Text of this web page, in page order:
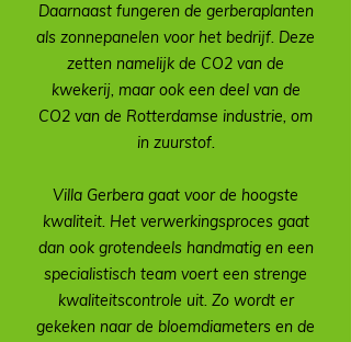
Daarnaast fungeren de gerberaplanten
als zonnepanelen voor het bedrijf. Deze
zetten namelijk de CO2 van de
kwekerij, maar ook een deel van de
CO2 van de Rotterdamse industrie, om
in zuurstof.
Villa Gerbera gaat voor de hoogste
kwaliteit. Het verwerkingsproces gaat
dan ook grotendeels handmatig en een
specialistisch team voert een strenge
kwaliteitscontrole uit. Zo wordt er
gekeken naar de bloemdiameters en de